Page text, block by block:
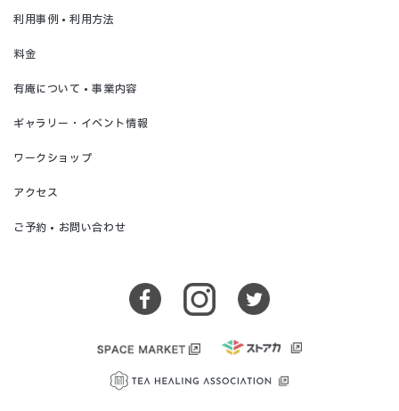
利用事例 • 利用方法
料金
有庵について • 事業内容
ギャラリー・イベント情報
ワークショップ
アクセス
ご予約 • お問い合わせ